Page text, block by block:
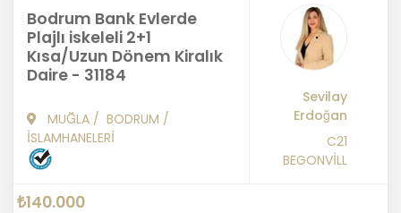
Bodrum Bank Evlerde
Plajlı iskeleli 2+1
Kısa/Uzun Dönem Kiralık
Daire - 31184
MUĞLA / BODRUM /
İSLAMHANELERİ
Sevilay
Erdoğan
C21
BEGONVİLL
₺140.000